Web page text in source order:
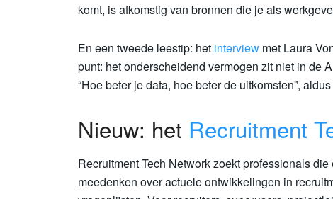
komt, is afkomstig van bronnen die je als
En een tweede leestip: het interview met Laura
punt: het onderscheidend vermogen zit niet in de
“Hoe beter je data, hoe beter de uitkomsten”,
Nieuw: het Recruitment
Recruitment Tech Network zoekt professionals
meedenken over actuele ontwikkelingen in